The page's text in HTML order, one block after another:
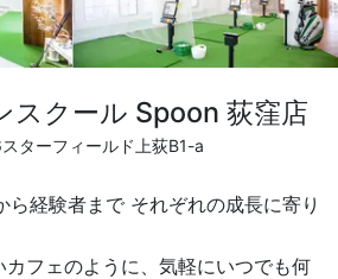
スクール Spoon 荻窪店
ターフィールド上荻B1-a
経験者まで それぞれの成長に寄り
フェのように、気軽にいつでも何